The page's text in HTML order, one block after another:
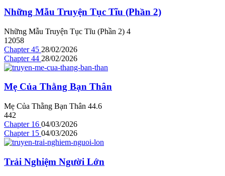
Những Mẫu Truyện Tục Tĩu (Phần 2)
Những Mẫu Truyện Tục Tĩu (Phần 2) 4
12058
Chapter 45 28/02/2026
Chapter 44 28/02/2026
Mẹ Của Thằng Bạn Thân
Mẹ Của Thằng Bạn Thân 44.6
442
Chapter 16 04/03/2026
Chapter 15 04/03/2026
Trải Nghiệm Người Lớn